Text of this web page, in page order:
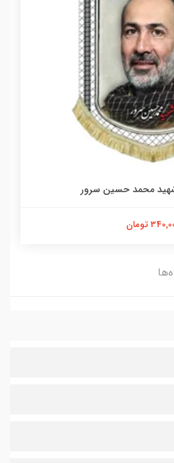
محمد حسین سرور
تومان